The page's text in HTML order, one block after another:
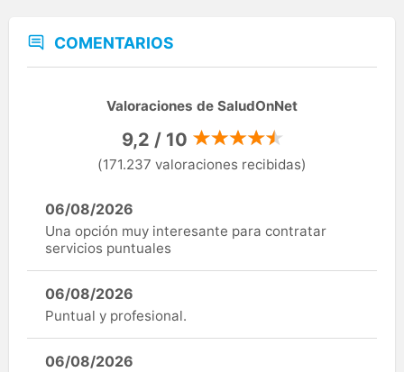
COMENTARIOS
Valoraciones de SaludOnNet
9,2 / 10
(171.237 valoraciones recibidas)
06/08/2026
Una opción muy interesante para contratar
servicios puntuales
06/08/2026
Puntual y profesional.
06/08/2026